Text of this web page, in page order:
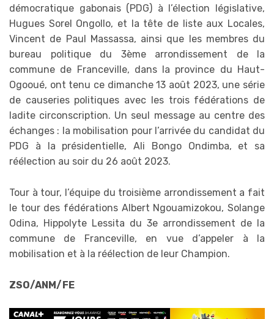
démocratique gabonais (PDG) à l’élection législative,
Hugues Sorel Ongollo, et la tête de liste aux Locales,
Vincent de Paul Massassa, ainsi que les membres du
bureau politique du 3ème arrondissement de la
commune de Franceville, dans la province du Haut-
Ogooué, ont tenu ce dimanche 13 août 2023, une série
de causeries politiques avec les trois fédérations de
ladite circonscription. Un seul message au centre des
échanges : la mobilisation pour l’arrivée du candidat du
PDG à la présidentielle, Ali Bongo Ondimba, et sa
réélection au soir du 26 août 2023.
Tour à tour, l’équipe du troisième arrondissement a fait
le tour des fédérations Albert Ngouamizokou, Solange
Odina, Hippolyte Lessita du 3e arrondissement de la
commune de Franceville, en vue d’appeler à la
mobilisation et à la réélection de leur Champion.
ZSO/ANM/FE